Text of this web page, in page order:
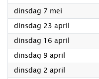
dinsdag 7 mei
dinsdag 23 april
dinsdag 16 april
dinsdag 9 april
dinsdag 2 april